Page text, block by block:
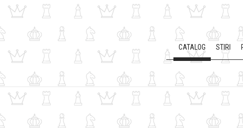
CATALOG STIRI